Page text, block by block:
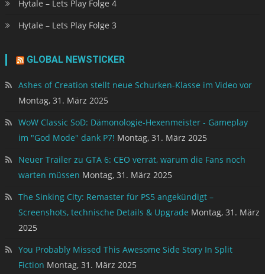
Hytale – Lets Play Folge 4
Hytale – Lets Play Folge 3
GLOBAL NEWSTICKER
Ashes of Creation stellt neue Schurken-Klasse im Video vor
Montag, 31. März 2025
WoW Classic SoD: Dämonologie-Hexenmeister - Gameplay
im "God Mode" dank P7! Montag, 31. März 2025
Neuer Trailer zu GTA 6: CEO verrät, warum die Fans noch
warten müssen Montag, 31. März 2025
The Sinking City: Remaster für PS5 angekündigt –
Screenshots, technische Details & Upgrade Montag, 31. März
2025
You Probably Missed This Awesome Side Story In Split
Fiction Montag, 31. März 2025